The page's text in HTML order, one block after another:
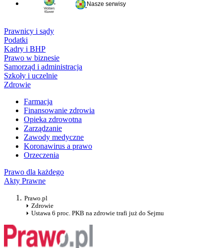
Nasze serwisy
Prawnicy i sądy
Podatki
Kadry i BHP
Prawo w biznesie
Samorząd i administracja
Szkoły i uczelnie
Zdrowie
Farmacja
Finansowanie zdrowia
Opieka zdrowotna
Zarządzanie
Zawody medyczne
Koronawirus a prawo
Orzeczenia
Prawo dla każdego
Akty Prawne
Prawo.pl
Zdrowie
Ustawa 6 proc. PKB na zdrowie trafi już do Sejmu